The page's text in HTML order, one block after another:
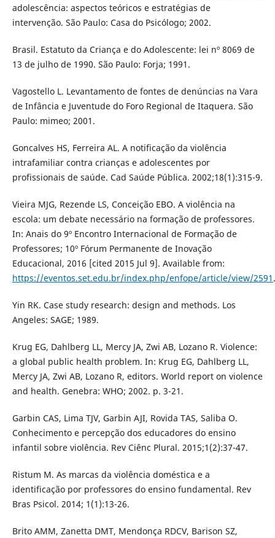
adolescência: aspectos teóricos e estratégias de
intervenção. São Paulo: Casa do Psicólogo; 2002.
Brasil. Estatuto da Criança e do Adolescente: lei nº 8069 de
13 de julho de 1990. São Paulo: Forja; 1991.
Vagostello L. Levantamento de fontes de denúncias na Vara
de Infância e Juventude do Foro Regional de Itaquera. São
Paulo: mimeo; 2001.
Goncalves HS, Ferreira AL. A notificação da violência
intrafamiliar contra crianças e adolescentes por
profissionais de saúde. Cad Saúde Pública. 2002;18(1):315-9.
Vieira MJG, Rezende LS, Conceição EBO. A violência na
escola: um debate necessário na formação de professores.
In: Anais do 9º Encontro Internacional de Formação de
Professores; 10º Fórum Permanente de Inovação
Educacional, 2016 [cited 2015 Jul 9]. Available from:
https://eventos.set.edu.br/index.php/enfope/article/view/2591 .
Yin RK. Case study research: design and methods. Los
Angeles: SAGE; 1989.
Krug EG, Dahlberg LL, Mercy JA, Zwi AB, Lozano R. Violence:
a global public health problem. In: Krug EG, Dahlberg LL,
Mercy JA, Zwi AB, Lozano R, editors. World report on violence
and health. Genebra: WHO; 2002. p. 3-21.
Garbin CAS, Lima TJV, Garbin AJI, Rovida TAS, Saliba O.
Conhecimento e percepção dos educadores do ensino
infantil sobre violência. Rev Ciênc Plural. 2015;1(2):37-47.
Ristum M. As marcas da violência doméstica e a
identificação por professores do ensino fundamental. Rev
Bras Psicol. 2014; 1(1):13-26.
Brito AMM, Zanetta DMT, Mendonça RDCV, Barison SZ,